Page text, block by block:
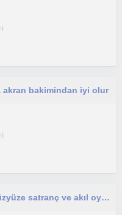
bakimindan iyi olur
5-14 yaş seviyesinde online ve yüzyüze satranç ve akıl oyunları dersleri veriyorum.